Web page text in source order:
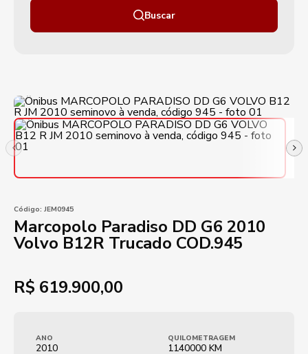
Buscar
Código: JEM0945
Marcopolo Paradiso DD G6 2010
Volvo B12R Trucado COD.945
R$ 619.900,00
ANO
2010
QUILOMETRAGEM
1140000 KM